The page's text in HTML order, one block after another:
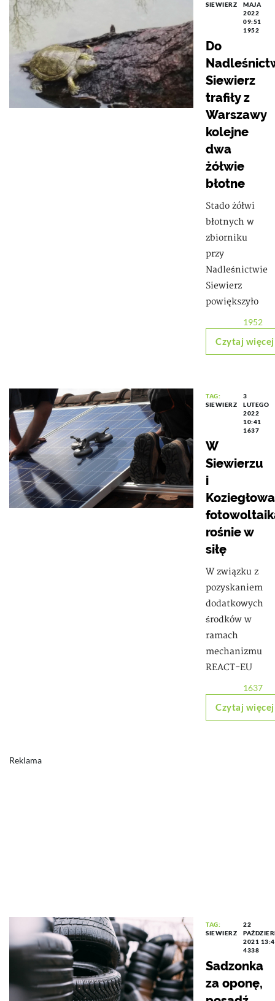
SIEWIERZ
MAJA
2022
09:51
1952
Do
Siewierz
trafiły z
Warszawy
kolejne
dwa
żółwie
błotne
Stado żółwi
błotnych w
zbiorniku
przy
Nadleśnictwie
Siewierz
powiększyło
1952
Czytaj więcej
TAG:
SIEWIERZ
3
LUTEGO
2022
10:41
1637
W
Siewierzu
i
rośnie w
siłę
W związku z
pozyskaniem
dodatkowych
środków w
ramach
mechanizmu
REACT-EU
1637
Czytaj więcej
Reklama
TAG:
SIEWIERZ
22
2021
4338
Sadzonka
za oponę,